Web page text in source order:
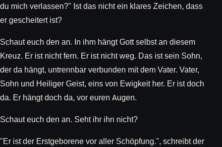
du mich verlassen?" Ist das nicht ein klares Zeichen, dass
er gescheitert ist?
Schaut euch den an. In ihm hängt Gott selbst an diesem
Kreuz. Er ist nicht fern. Er ist nicht weg. Das ist sein Sohn,
der da hängt, untrennbar verbunden mit dem Vater. Vater,
Sohn und Heiliger Geist, eins von Ewigkeit her. Er ist doch
da. Er hängt doch da, vor euren Augen.
Schaut euch den an. Seht ihr ihn nicht?
"Er ist der Erstgeborene vor aller Schöpfung.", schreibt der